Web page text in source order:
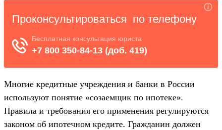
Многие кредитные учреждения и банки в России
используют понятие «созаемщик по ипотеке».
Правила и требования его применения регулируются
законом об ипотечном кредите. Гражданин должен